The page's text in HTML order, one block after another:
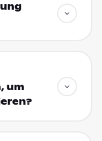
um